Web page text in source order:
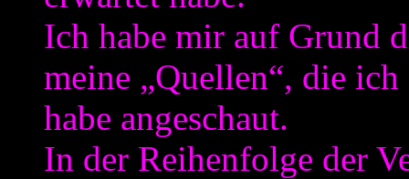
Ich habe mir auf Grund
meine „Quellen“, die
habe angeschaut.
In der Reihenfolge der